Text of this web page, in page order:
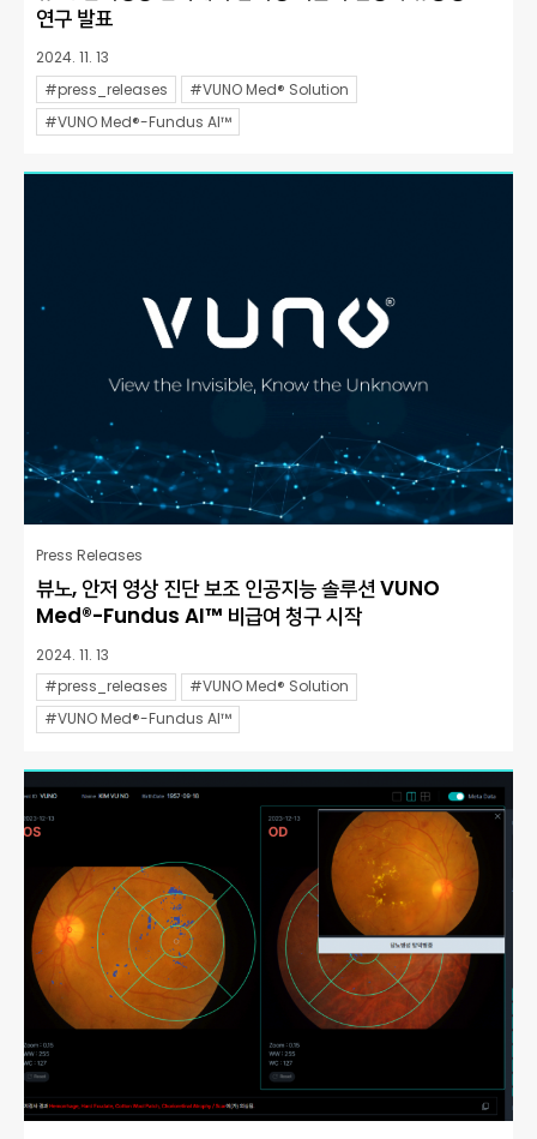
연구 발표
2024. 11. 13
#press_releases
#VUNO Med® Solution
#VUNO Med®-Fundus AI™
Press Releases
뷰노, 안저 영상 진단 보조 인공지능 솔루션 VUNO
Med®-Fundus AI™ 비급여 청구 시작
2024. 11. 13
#press_releases
#VUNO Med® Solution
#VUNO Med®-Fundus AI™